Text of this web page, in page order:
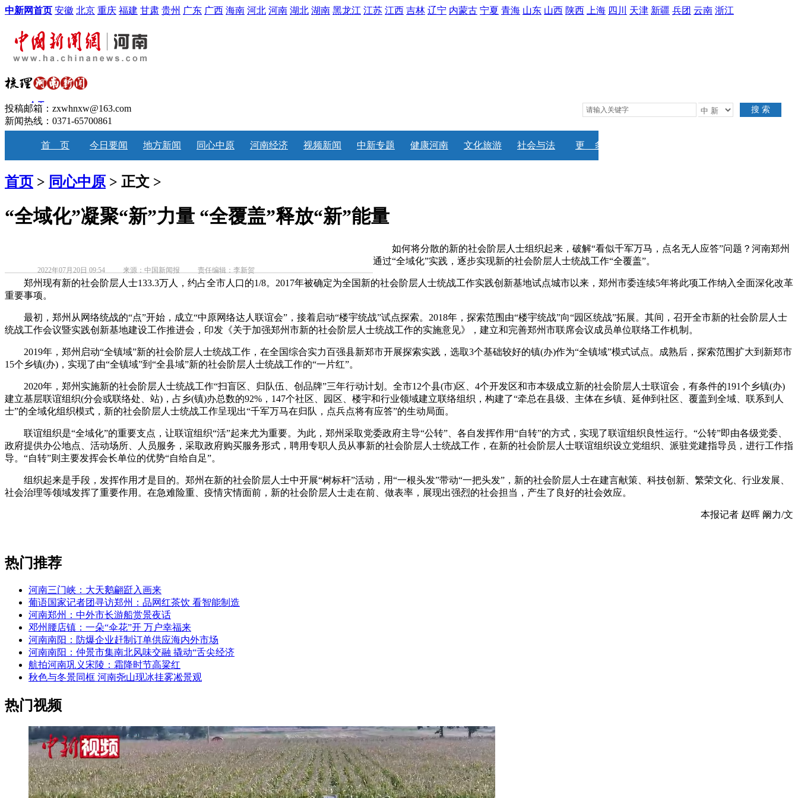
中新网首页 安徽 北京 重庆 福建 甘肃 贵州 广东 广西 海南 河北 河南 湖北 湖南 黑龙江 江苏 江西 吉林 辽宁 内蒙古 宁夏 青海 山东 山西 陕西 上海 四川 天津 新疆 兵团 云南 浙江
搜 索
投稿邮箱：zxwhnxw@163.com
新闻热线：0371-65700861
首 页 今日要闻 地方新闻 同心中原 河南经济 视频新闻 中新专题 健康河南 文化旅游 社会与法 更 多
首页 > 同心中原 > 正文 >
“全域化”凝聚“新”力量 “全覆盖”释放“新”能量
2022年07月20日 09:54 来源：中国新闻报 责任编辑：李新贺
如何将分散的新的社会阶层人士组织起来，破解“看似千军万马，点名无人应答”问题？河南郑州
通过“全域化”实践，逐步实现新的社会阶层人士统战工作“全覆盖”。
郑州现有新的社会阶层人士133.3万人，约占全市人口的1/8。2017年被确定为全国新的社会阶层人士统战工作实践创新基地试点城市以来，郑州市委连续5年将此项工作纳入全面深化改革
重要事项。
最初，郑州从网络统战的“点”开始，成立“中原网络达人联谊会”，接着启动“楼宇统战”试点探索。2018年，探索范围由“楼宇统战”向“园区统战”拓展。其间，召开全市新的社会阶层人士
统战工作会议暨实践创新基地建设工作推进会，印发《关于加强郑州市新的社会阶层人士统战工作的实施意见》，建立和完善郑州市联席会议成员单位联络工作机制。
2019年，郑州启动“全镇域”新的社会阶层人士统战工作，在全国综合实力百强县新郑市开展探索实践，选取3个基础较好的镇(办)作为“全镇域”模式试点。成熟后，探索范围扩大到新郑市
15个乡镇(办)，实现了由“全镇域”到“全县域”新的社会阶层人士统战工作的“一片红”。
2020年，郑州实施新的社会阶层人士统战工作“扫盲区、归队伍、创品牌”三年行动计划。全市12个县(市)区、4个开发区和市本级成立新的社会阶层人士联谊会，有条件的191个乡镇(办)
建立基层联谊组织(分会或联络处、站)，占乡(镇)办总数的92%，147个社区、园区、楼宇和行业领域建立联络组织，构建了“牵总在县级、主体在乡镇、延伸到社区、覆盖到全域、联系到人
士”的全域化组织模式，新的社会阶层人士统战工作呈现出“千军万马在归队，点兵点将有应答”的生动局面。
联谊组织是“全域化”的重要支点，让联谊组织“活”起来尤为重要。为此，郑州采取党委政府主导“公转”、各自发挥作用“自转”的方式，实现了联谊组织良性运行。“公转”即由各级党委、
政府提供办公地点、活动场所、人员服务，采取政府购买服务形式，聘用专职人员从事新的社会阶层人士统战工作，在新的社会阶层人士联谊组织设立党组织、派驻党建指导员，进行工作指
导。“自转”则主要发挥会长单位的优势“自给自足”。
组织起来是手段，发挥作用才是目的。郑州在新的社会阶层人士中开展“树标杆”活动，用“一根头发”带动“一把头发”，新的社会阶层人士在建言献策、科技创新、繁荣文化、行业发展、
社会治理等领域发挥了重要作用。在急难险重、疫情灾情面前，新的社会阶层人士走在前、做表率，展现出强烈的社会担当，产生了良好的社会效应。
本报记者 赵晖 阚力/文
热门推荐
河南三门峡：大天鹅翩跹入画来
葡语国家记者团寻访郑州：品网红茶饮 看智能制造
河南郑州：中外市长游船赏景夜话
邓州腰店镇：一朵“伞花”开 万户幸福来
河南南阳：防爆企业赶制订单供应海内外市场
河南南阳：仲景市集南北风味交融 撬动“舌尖经济
航拍河南巩义宋陵：霜降时节高粱红
秋色与冬景同框 河南尧山现冰挂雾凇景观
热门视频